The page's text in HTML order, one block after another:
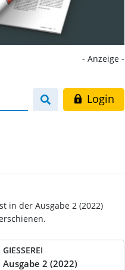
- Anzeige -
Login
in der Ausgabe 2 (2022)
GIESSEREI
Ausgabe 2 (2022)